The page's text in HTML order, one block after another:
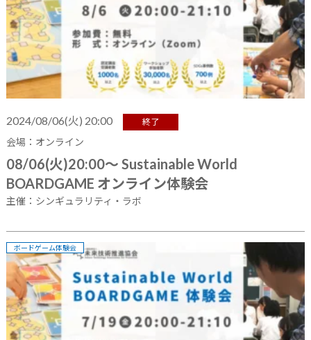
2024/08/06(火) 20:00 終了
会場：オンライン
08/06(火)20:00～ Sustainable World
BOARDGAME オンライン体験会
主催：シンギュラリティ・ラボ
ボードゲーム体験会